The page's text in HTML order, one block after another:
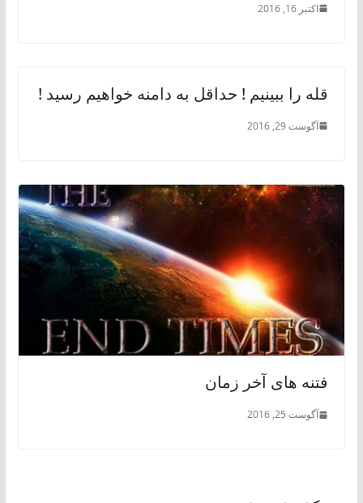
اکتبر 16, 2016
قله را ببینیم ! حداقل به دامنه خواهیم رسید !
آگوست 29, 2016
فتنه های آخر زمان
آگوست 25, 2016